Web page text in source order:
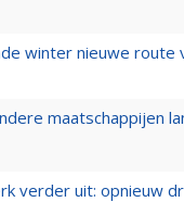
winter nieuwe route
maatschappijen
verder uit: opnieuw